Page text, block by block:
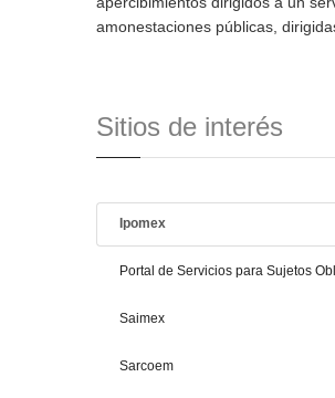
amonestaciones públicas,
Sitios de interés
Ipomex
Portal de Servicios para Sujetos
Saimex
Sarcoem